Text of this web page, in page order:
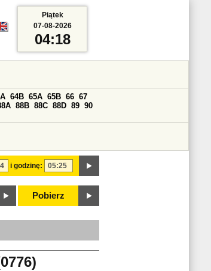
i godzinę:
64B 65A 65B 66 67
88B 88C 88D 89 90
Pobierz
Piątek
07-08-2026
04:18